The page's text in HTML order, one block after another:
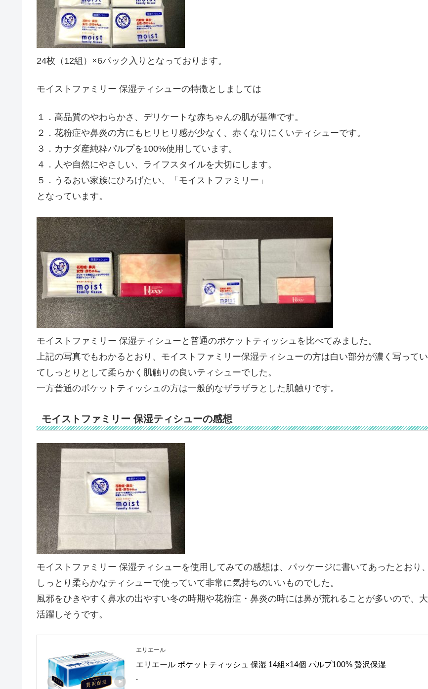
24枚（12組）×6パック入りとなっております。
モイストファミリー 保湿ティシューの特徴としましては
１．高品質のやわらかさ、デリケートな赤ちゃんの肌が基準です。
２．花粉症や鼻炎の方にもヒリヒリ感が少なく、赤くなりにくいティシューです。
３．カナダ産純粋パルプを100%使用しています。
４．人や自然にやさしい、ライフスタイルを大切にします。
５．うるおい家族にひろげたい、「モイストファミリー」
となっています。
モイストファミリー 保湿ティシューと普通のポケットティッシュを比べてみました。
上記の写真でもわかるとおり、モイストファミリー保湿ティシューの方は白い部分が濃く写ってい
てしっとりとして柔らかく肌触りの良いティシューでした。
一方普通のポケットティッシュの方は一般的なザラザラとした肌触りです。
モイストファミリー 保湿ティシューの感想
モイストファミリー 保湿ティシューを使用してみての感想は、パッケージに書いてあったとおり、
しっとり柔らかなティシューで使っていて非常に気持ちのいいものでした。
風邪をひきやすく鼻水の出やすい冬の時期や花粉症・鼻炎の時には鼻が荒れることが多いので、大
活躍しそうです。
エリエール
エリエール ポケットティッシュ 保湿 14組×14個 パルプ100% 贅沢保湿
-